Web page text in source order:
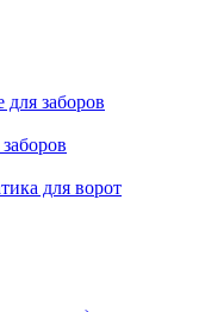
заборов
для ворот